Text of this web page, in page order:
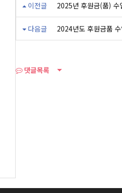
이전글 2025년 후원금(품) 수
다음글 2024년도 후원금품
댓글목록